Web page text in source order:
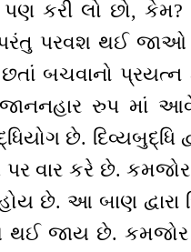
કરી લો છો,
પરવશ થઈ જાઓ
બચવાનો પ્રયત્ન
જાનનહાર રુપ
છે. દિવ્યબુદ્ધિ
વાર કરે છે. કમજોર
છે. આ બાણ દ્વારા
થઈ જાય છે.